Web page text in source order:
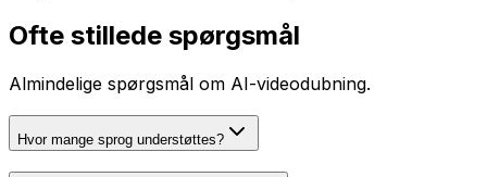
Ofte stillede spørgsmål
Almindelige spørgsmål om AI-videodubning.
Hvor mange sprog understøttes?